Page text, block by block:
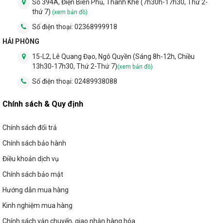
Số 394A, Điện Biên Phủ, Thanh Khê (7h30h-17h30, Thứ 2-
thứ 7) (xem bản đồ)
Số điện thoại: 02368999918
HẢI PHÒNG
15-L2, Lê Quang Đạo, Ngô Quyền (Sáng 8h-12h, Chiều
13h30-17h30, Thứ 2-Thứ 7)(xem bản đồ)
Số điện thoại: 02489938088
Chính sách & Quy định
Chính sách đổi trả
Chính sách bảo hành
Điều khoản dịch vụ
Chính sách bảo mật
Hướng dẫn mua hàng
Kinh nghiệm mua hàng
Chính sách vận chuyển, giao nhận hàng hóa